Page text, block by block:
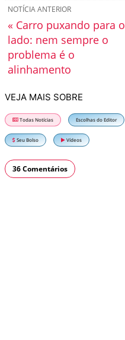
NOTÍCIA ANTERIOR
« Carro puxando para o
lado: nem sempre o
problema é o
alinhamento
VEJA MAIS SOBRE
Todas Notícias Escolhas do Editor
Seu Bolso Vídeos
36 Comentários